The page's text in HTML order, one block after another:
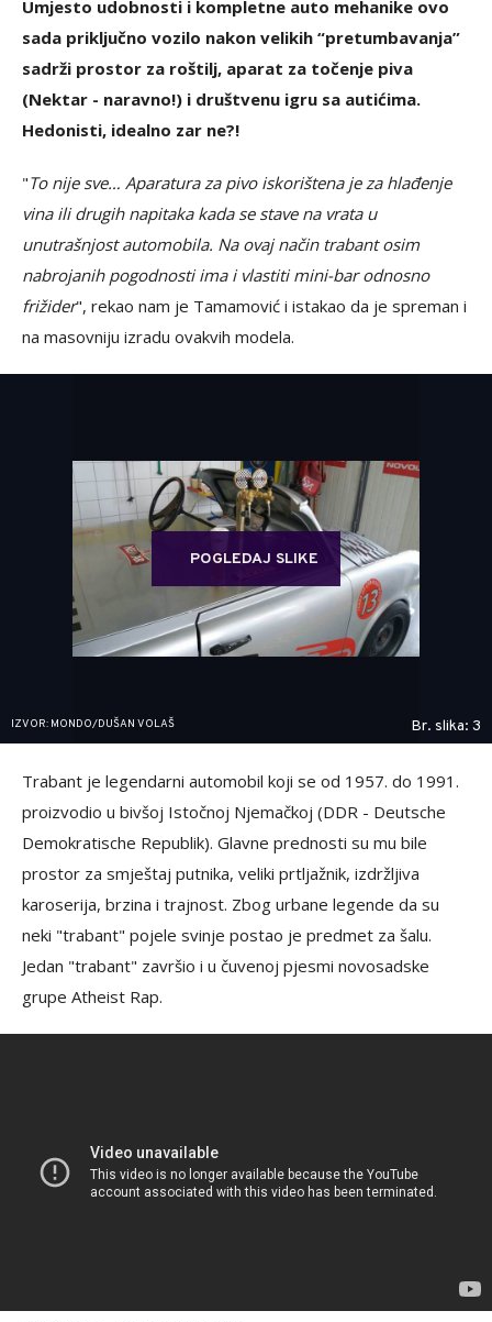
Umjesto udobnosti i kompletne auto mehanike ovo
sada priključno vozilo nakon velikih “pretumbavanja”
sadrži prostor za roštilj, aparat za točenje piva
(Nektar - naravno!) i društvenu igru sa autićima.
Hedonisti, idealno zar ne?!
"To nije sve… Aparatura za pivo iskorištena je za hlađenje
vina ili drugih napitaka kada se stave na vrata u
unutrašnjost automobila. Na ovaj način trabant osim
nabrojanih pogodnosti ima i vlastiti mini-bar odnosno
frižider", rekao nam je Tamamović i istakao da je spreman i
na masovniju izradu ovakvih modela.
POGLEDAJ SLIKE
IZVOR: MONDO/DUŠAN VOLAŠ Br. slika: 3
Trabant je legendarni automobil koji se od 1957. do 1991.
proizvodio u bivšoj Istočnoj Njemačkoj (DDR - Deutsche
Demokratische Republik). Glavne prednosti su mu bile
prostor za smještaj putnika, veliki prtljažnik, izdržljiva
karoserija, brzina i trajnost. Zbog urbane legende da su
neki "trabant" pojele svinje postao je predmet za šalu.
Jedan "trabant" završio i u čuvenoj pjesmi novosadske
grupe Atheist Rap.